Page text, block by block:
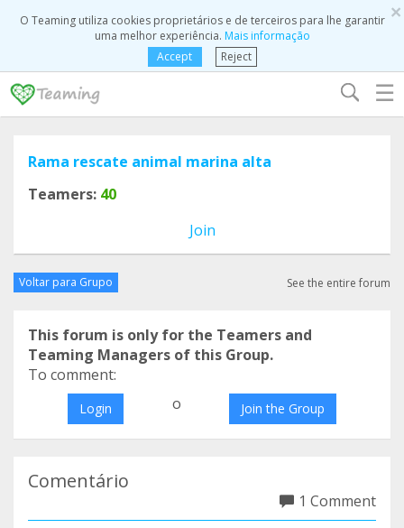
×
O Teaming utiliza cookies proprietários e de terceiros para lhe garantir
uma melhor experiência. Mais informação
Accept
Reject
☰
Rama rescate animal marina alta
Teamers: 40
Join
Voltar para Grupo See the entire forum
This forum is only for the Teamers and
Teaming Managers of this Group.
To comment:
Login o Join the Group
Comentário
1 Comment